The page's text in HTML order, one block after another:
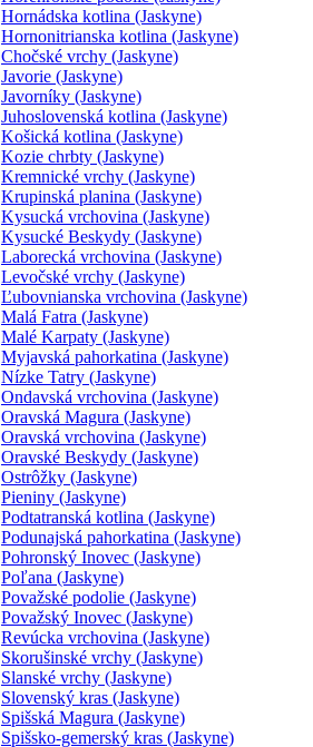
Hornádska kotlina (Jaskyne)
Hornonitrianska kotlina (Jaskyne)
Chočské vrchy (Jaskyne)
Javorie (Jaskyne)
Javorníky (Jaskyne)
Juhoslovenská kotlina (Jaskyne)
Košická kotlina (Jaskyne)
Kozie chrbty (Jaskyne)
Kremnické vrchy (Jaskyne)
Krupinská planina (Jaskyne)
Kysucká vrchovina (Jaskyne)
Kysucké Beskydy (Jaskyne)
Laborecká vrchovina (Jaskyne)
Levočské vrchy (Jaskyne)
Ľubovnianska vrchovina (Jaskyne)
Malá Fatra (Jaskyne)
Malé Karpaty (Jaskyne)
Myjavská pahorkatina (Jaskyne)
Nízke Tatry (Jaskyne)
Ondavská vrchovina (Jaskyne)
Oravská Magura (Jaskyne)
Oravská vrchovina (Jaskyne)
Oravské Beskydy (Jaskyne)
Ostrôžky (Jaskyne)
Pieniny (Jaskyne)
Podtatranská kotlina (Jaskyne)
Podunajská pahorkatina (Jaskyne)
Pohronský Inovec (Jaskyne)
Poľana (Jaskyne)
Považské podolie (Jaskyne)
Považský Inovec (Jaskyne)
Revúcka vrchovina (Jaskyne)
Skorušinské vrchy (Jaskyne)
Slanské vrchy (Jaskyne)
Slovenský kras (Jaskyne)
Spišská Magura (Jaskyne)
Spišsko-gemerský kras (Jaskyne)